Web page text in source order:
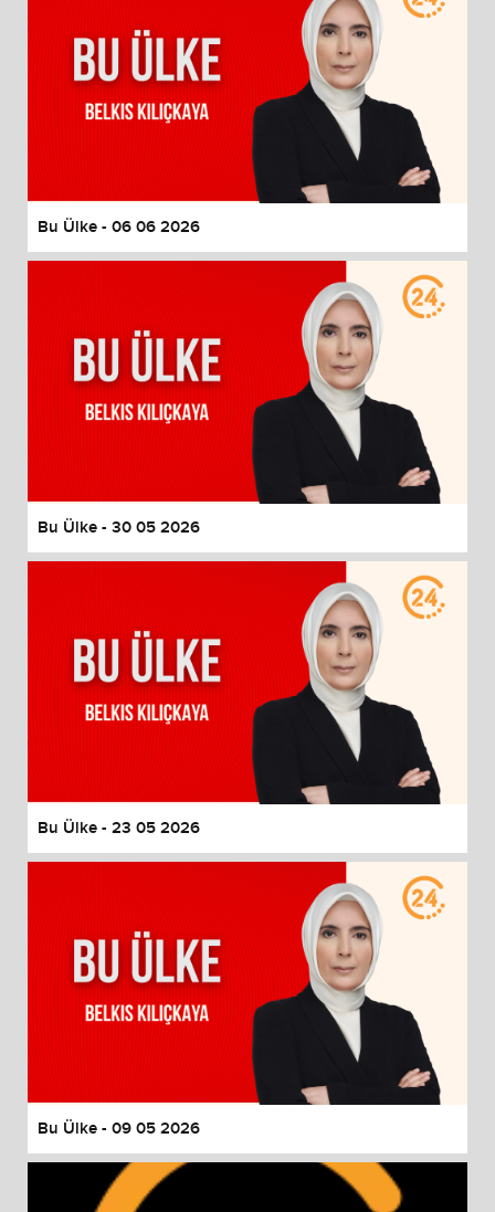
Bu Ülke - 06 06 2026
Bu Ülke - 30 05 2026
Bu Ülke - 23 05 2026
Bu Ülke - 09 05 2026